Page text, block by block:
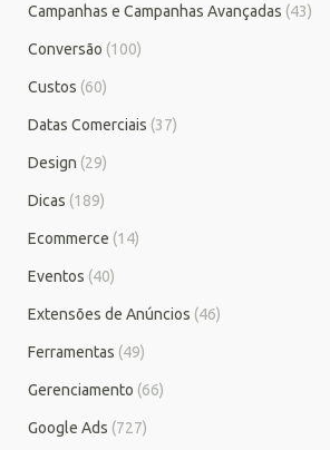
Campanhas e Campanhas Avançadas (43)
Conversão (100)
Custos (60)
Datas Comerciais (37)
Design (29)
Dicas (189)
Ecommerce (14)
Eventos (40)
Extensões de Anúncios (46)
Ferramentas (49)
Gerenciamento (66)
Google Ads (727)